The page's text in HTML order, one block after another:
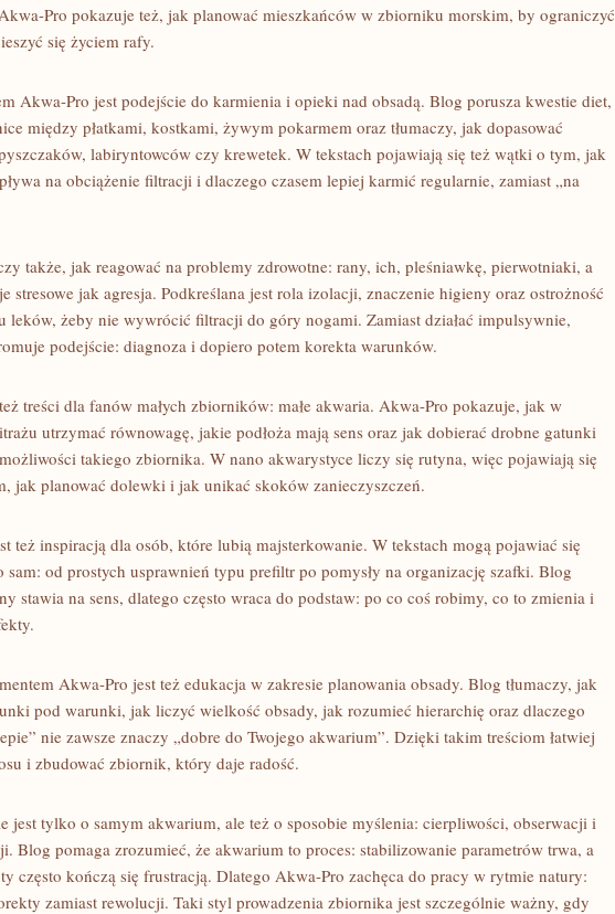
Pro pokazuje też, jak planować mieszkańców w zbiorniku morskim, by ograniczyć
się życiem rafy.
Akwa-Pro jest podejście do karmienia i opieki nad obsadą. Blog porusza kwestie diet,
między płatkami, kostkami, żywym pokarmem oraz tłumaczy, jak dopasować
labiryntowców czy krewetek. W tekstach pojawiają się też wątki o tym, jak
na obciążenie filtracji i dlaczego czasem lepiej karmić regularnie, zamiast „na
także, jak reagować na problemy zdrowotne: rany, ich, pleśniawkę, pierwotniaki, a
stresowe jak agresja. Podkreślana jest rola izolacji, znaczenie higieny oraz ostrożność
leków, żeby nie wywrócić filtracji do góry nogami. Zamiast działać impulsywnie,
podejście: diagnoza i dopiero potem korekta warunków.
treści dla fanów małych zbiorników: małe akwaria. Akwa-Pro pokazuje, jak w
utrzymać równowagę, jakie podłoża mają sens oraz jak dobierać drobne gatunki
takiego zbiornika. W nano akwarystyce liczy się rutyna, więc pojawiają się
jak planować dolewki i jak unikać skoków zanieczyszczeń.
też inspiracją dla osób, które lubią majsterkowanie. W tekstach mogą pojawiać się
sam: od prostych usprawnień typu prefiltr po pomysły na organizację szafki. Blog
stawia na sens, dlatego często wraca do podstaw: po co coś robimy, co to zmienia i
Akwa-Pro jest też edukacja w zakresie planowania obsady. Blog tłumaczy, jak
pod warunki, jak liczyć wielkość obsady, jak rozumieć hierarchię oraz dlaczego
nie zawsze znaczy „dobre do Twojego akwarium”. Dzięki takim treściom łatwiej
i zbudować zbiornik, który daje radość.
jest tylko o samym akwarium, ale też o sposobie myślenia: cierpliwości, obserwacji i
Blog pomaga zrozumieć, że akwarium to proces: stabilizowanie parametrów trwa, a
często kończą się frustracją. Dlatego Akwa-Pro zachęca do pracy w rytmie natury:
zamiast rewolucji. Taki styl prowadzenia zbiornika jest szczególnie ważny, gdy